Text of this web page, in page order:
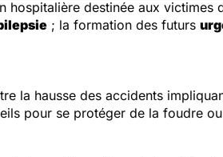
hospitalière destinée aux victimes
; la formation des futurs
la hausse des accidents
pour se protéger de la foudre